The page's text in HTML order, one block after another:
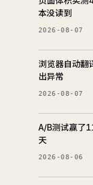
本没读到
2026-08-07
浏览器自动
出异常
2026-08-07
A/B测试赢了
天
2026-08-06